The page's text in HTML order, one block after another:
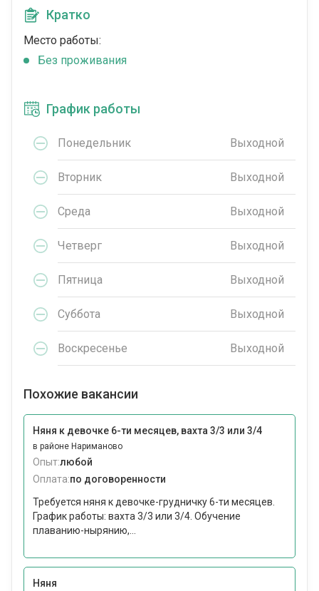
Кратко
Место работы:
Без проживания
График работы
Понедельник Выходной
Вторник Выходной
Среда Выходной
Четверг Выходной
Пятница Выходной
Суббота Выходной
Воскресенье Выходной
Похожие вакансии
Няня к девочке 6-ти месяцев, вахта 3/3 или 3/4
в районе Нариманово
Опыт:любой
Оплата:по договоренности
Требуется няня к девочке-грудничку 6-ти месяцев.
График работы: вахта 3/3 или 3/4. Обучение
плаванию-нырянию,...
Няня